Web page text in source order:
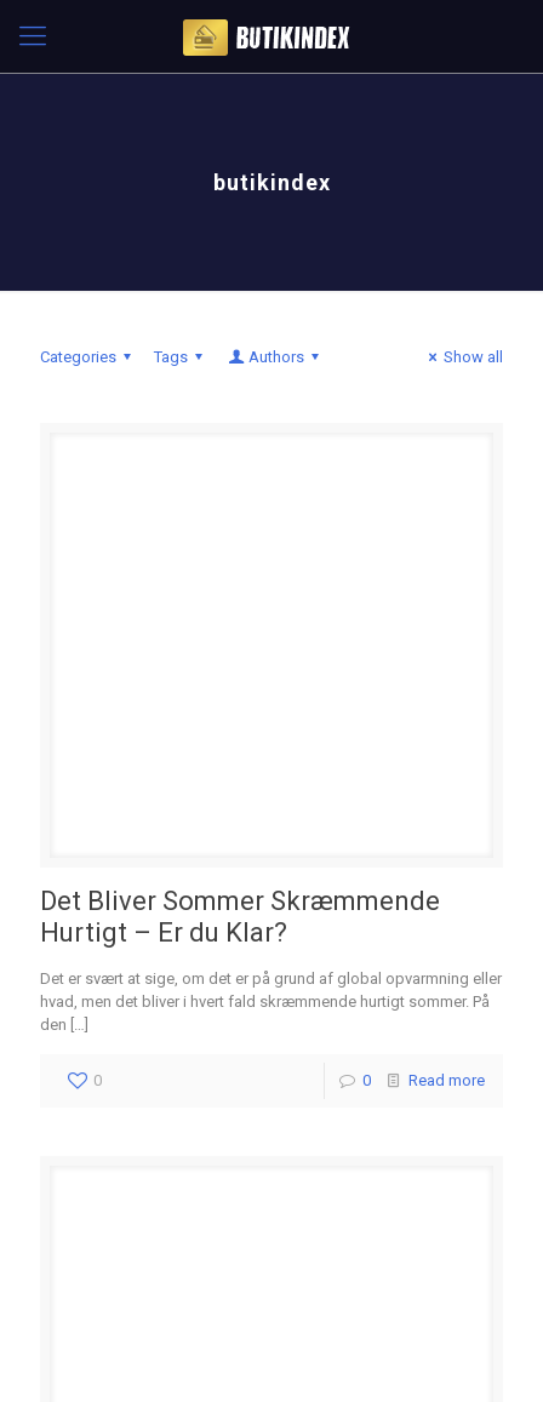
butikindex
Categories Tags Authors Show all
Det Bliver Sommer Skræmmende
Hurtigt – Er du Klar?
Det er svært at sige, om det er på grund af global opvarmning eller
hvad, men det bliver i hvert fald skræmmende hurtigt sommer. På
den […]
0 0 Read more